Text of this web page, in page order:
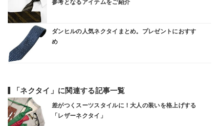
参考となるアイテムをご紹介
ダンヒルの人気ネクタイまとめ。プレゼントにおすす
め
「ネクタイ」に関連する記事一覧
差がつくスーツスタイルに！大人の装いを格上げする
「レザーネクタイ」